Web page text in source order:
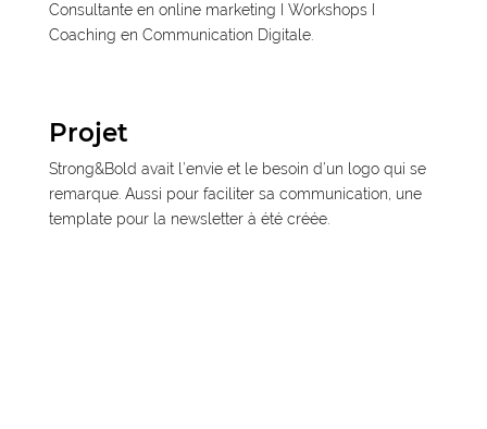
Consultante en online marketing I Workshops I
Coaching en Communication Digitale.
Projet
Strong&Bold avait l’envie et le besoin d’un logo qui se
remarque. Aussi pour faciliter sa communication, une
template pour la newsletter à été créée.